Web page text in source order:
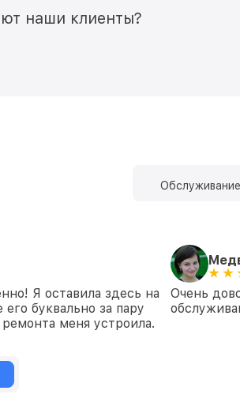
наши клиенты?
Обслуживание
Я оставила здесь на
буквально за пару
меня устроила.
Очень